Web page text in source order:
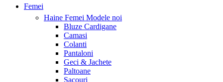
Femei
Haine Femei Modele noi
Bluze Cardigane
Camasi
Colanti
Pantaloni
Geci & Jachete
Paltoane
Sacouri